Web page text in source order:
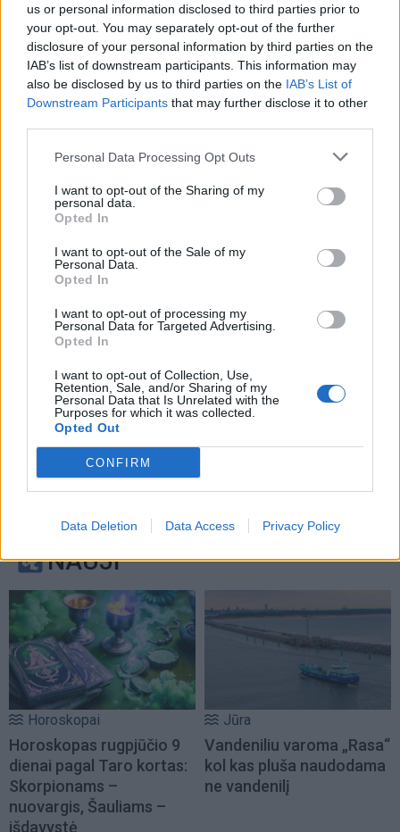
us or personal information disclosed to third parties prior to
your opt-out. You may separately opt-out of the further
disclosure of your personal information by third parties on the
IAB’s list of downstream participants. This information may
also be disclosed by us to third parties on the IAB’s List of
Downstream Participants that may further disclose it to other
Personal Data Processing Opt Outs
I want to opt-out of the Sharing of my
personal data.
Opted In
I want to opt-out of the Sale of my
Personal Data.
Opted In
I want to opt-out of processing my
Personal Data for Targeted Advertising.
Opted In
I want to opt-out of Collection, Use,
Retention, Sale, and/or Sharing of my
Personal Data that Is Unrelated with the
Purposes for which it was collected.
Opted Out
CONFIRM
Data Deletion Data Access Privacy Policy
Klaipėdos festivalis:
keturios meninės patirtys
- viena bendrystės istorija
Iki skausmo atviras
spektaklis „Jaunuolio
kambaryje“ kviečia
priimti
NAUJI
Horoskopai
Horoskopas rugpjūčio 9
dienai pagal Taro kortas:
Skorpionams –
nuovargis, Šauliams –
išdavystė
Jūra
Vandeniliu varoma „Rasa“
kol kas pluša naudodama
ne vandenilį